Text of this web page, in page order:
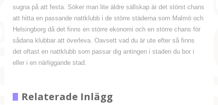
sugna på att festa. Söker man lite äldre sällskap är det störst chans
att hitta en passande nattklubb i de större städerna som Malmö och
Helsingborg då det finns en större ekonomi och en större chans för
sådana klubbar att överleva. Oavsett vad du är ute efter så finns
det oftast en nattklubb som passar dig antingen i staden du bor i
eller i en närliggande stad.
Relaterade Inlägg